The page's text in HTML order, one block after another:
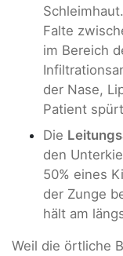
Falte
im Bereich
der Nase,
Patient
Die
den
50% eines
der Zunge
hält am
Weil die örtliche